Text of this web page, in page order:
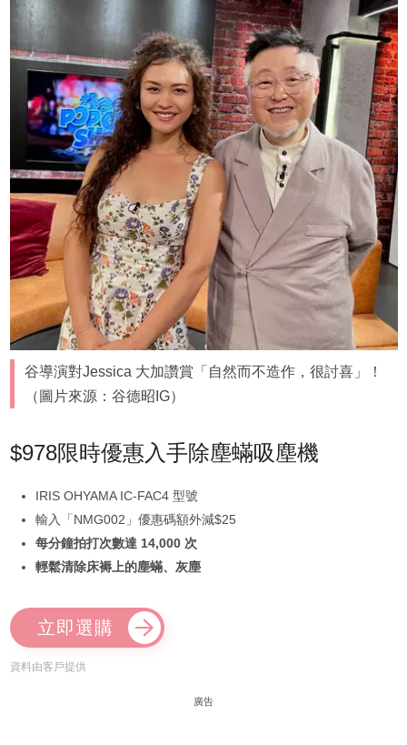
谷導演對Jessica 大加讚賞「自然而不造作，很討喜」！
（圖片來源：谷德昭IG）
$978限時優惠入手除塵蟎吸塵機
IRIS OHYAMA IC-FAC4 型號
輸入「NMG002」優惠碼額外減$25
每分鐘拍打次數達 14,000 次
輕鬆清除床褥上的塵蟎、灰塵
立即選購
資料由客戶提供
廣告